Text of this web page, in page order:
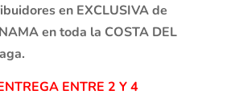
en EXCLUSIVA de
en toda la COSTA DEL
ENTRE 2 Y 4